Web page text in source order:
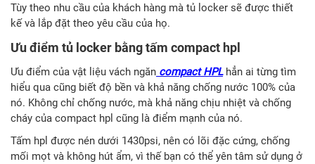
Tùy theo nhu cầu của khách hàng mà tủ locker sẽ được thiết
kế và lắp đặt theo yêu cầu của họ.
Ưu điểm tủ locker bằng tấm compact hpl
Ưu điểm của vật liệu vách ngăn compact HPLhẳn ai từng tìm
hiểu qua cũng biết độ bền và khả năng chống nước 100% của
nó. Không chỉ chống nước, mà khả năng chịu nhiệt và chống
cháy của compact hpl cũng là điểm mạnh của nó.
Tấm hpl được nén dưới 1430psi, nên có lõi đặc cứng, chống
mối mọt và không hút ẩm, vì thế bạn có thể yên tâm sử dụng ở